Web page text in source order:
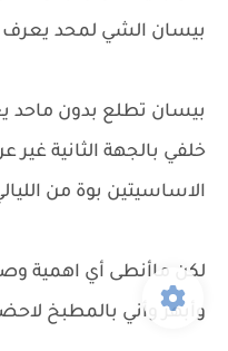
بيسان الشي لمحد يعرف
بيسان تطلع بدون ماحد
خلفي بالجهة الثانية غير
الاساسيتين بوة من
لكن ماأنطى أي اهمية
وأبهر وأني بالمطبخ